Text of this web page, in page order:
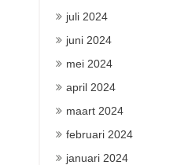
juli 2024
juni 2024
mei 2024
april 2024
maart 2024
februari 2024
januari 2024